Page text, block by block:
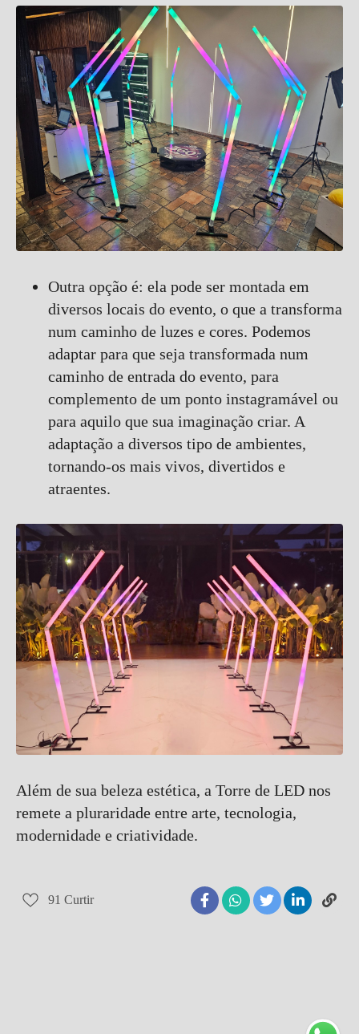
Outra opção é: ela pode ser montada em
diversos locais do evento, o que a transforma
num caminho de luzes e cores. Podemos
adaptar para que seja transformada num
caminho de entrada do evento, para
complemento de um ponto instagramável ou
para aquilo que sua imaginação criar. A
adaptação a diversos tipo de ambientes,
tornando-os mais vivos, divertidos e
atraentes.
Além de sua beleza estética, a Torre de LED nos
remete a pluraridade entre arte, tecnologia,
modernidade e criatividade.
91 Curtir